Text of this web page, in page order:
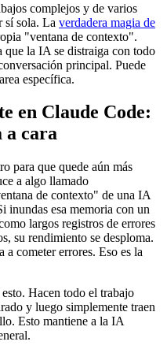
complejos y de varios
sí sola. La verdadera magia de
"ventana de contexto".
que la IA se distraiga con todo
principal. Puede
específica.
en Claude Code:
a cara
para que quede aún más
a algo llamado
de contexto" de una IA
inundas esa memoria con un
largos registros de errores
su rendimiento se desploma.
cometer errores. Eso es la
Hacen todo el trabajo
y luego simplemente traen
Esto mantiene a la IA